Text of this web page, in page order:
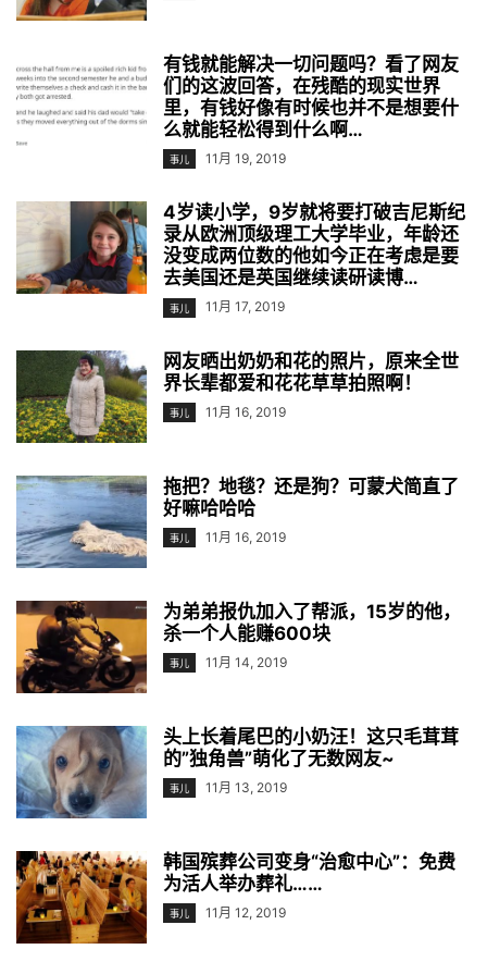
有钱就能解决一切问题吗？看了网友
们的这波回答，在残酷的现实世界
里，有钱好像有时候也并不是想要什
么就能轻松得到什么啊…
事儿 11月 19, 2019
4岁读小学，9岁就将要打破吉尼斯纪
录从欧洲顶级理工大学毕业，年龄还
没变成两位数的他如今正在考虑是要
去美国还是英国继续读研读博…
事儿 11月 17, 2019
网友晒出奶奶和花的照片，原来全世
界长辈都爱和花花草草拍照啊！
事儿 11月 16, 2019
拖把？地毯？还是狗？可蒙犬简直了
好嘛哈哈哈
事儿 11月 16, 2019
为弟弟报仇加入了帮派，15岁的他，
杀一个人能赚600块
事儿 11月 14, 2019
头上长着尾巴的小奶汪！这只毛茸茸
的”独角兽”萌化了无数网友~
事儿 11月 13, 2019
韩国殡葬公司变身“治愈中心”：免费
为活人举办葬礼……
事儿 11月 12, 2019